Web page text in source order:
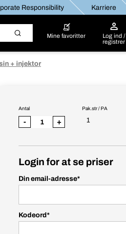
Responsibility Karriere
Mine favoritter
Log ind /
registrer
+ injektor
Pak.str / PA
1
Antal
- +
Login for at se priser
Din email-adresse*
Kodeord *